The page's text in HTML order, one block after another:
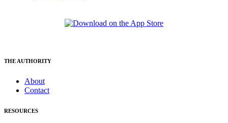
THE AUTHORITY
About
Contact
RESOURCES